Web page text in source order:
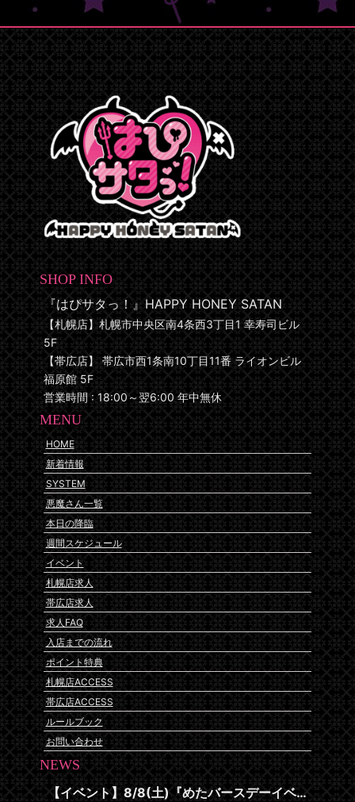
SHOP INFO
『はぴサタっ！』HAPPY HONEY SATAN
【札幌店】札幌市中央区南4条西3丁目1 幸寿司ビル
5F
【帯広店】 帯広市西1条南10丁目11番 ライオンビル
福原館 5F
営業時間 : 18:00～翌6:00 年中無休
MENU
HOME
新着情報
SYSTEM
悪魔さん一覧
本日の降臨
週間スケジュール
イベント
札幌店求人
帯広店求人
求人FAQ
入店までの流れ
ポイント特典
札幌店ACCESS
帯広店ACCESS
ルールブック
お問い合わせ
NEWS
【イベント】8/8(土)『めたバースデーイベント』開催です